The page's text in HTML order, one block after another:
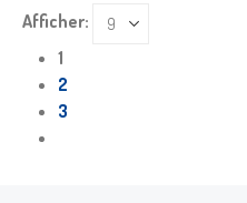
Afficher:
1
2
3